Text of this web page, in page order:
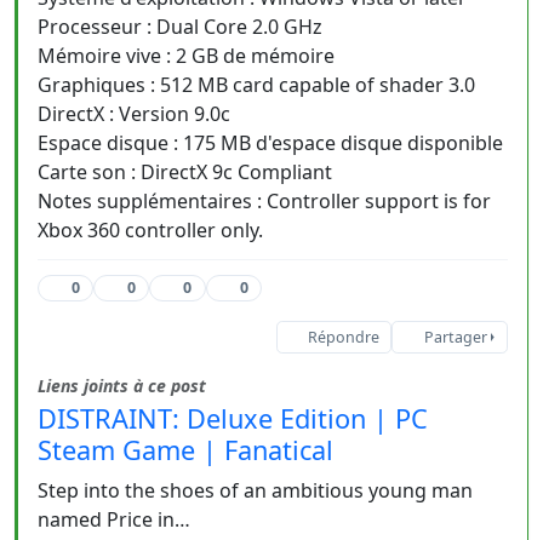
Processeur : Dual Core 2.0 GHz
Mémoire vive : 2 GB de mémoire
Graphiques : 512 MB card capable of shader 3.0
DirectX : Version 9.0c
Espace disque : 175 MB d'espace disque disponible
Carte son : DirectX 9c Compliant
Notes supplémentaires : Controller support is for
Xbox 360 controller only.
0 0 0 0
Répondre Partager
Liens joints à ce post
DISTRAINT: Deluxe Edition | PC
Steam Game | Fanatical
Step into the shoes of an ambitious young man
named Price in…